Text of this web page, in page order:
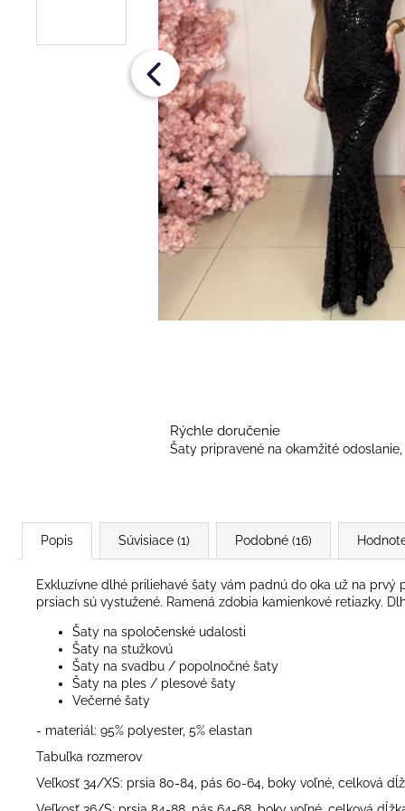
Rýchle doručenie
Šaty pripravené na okamžité
Popis Súvisiace (1) Podobné (16)
Exkluzívne dlhé priliehavé šaty vám padnú do oka už na
prsiach sú vystužené. Ramená zdobia kamienkové retiazky.
Šaty na spoločenské udalosti
Šaty na stužkovú
Šaty na svadbu / popolnočné šaty
Šaty na ples / plesové šaty
Večerné šaty
- materiál: 95% polyester, 5% elastan
Tabuľka rozmerov
Veľkosť 34/XS: prsia 80-84, pás 60-64, boky voľné, celková